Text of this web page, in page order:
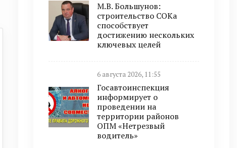
М.В. Большунов:
строительство СОКа
способствует
достижению нескольких
ключевых целей
6 августа 2026, 11:55
Госавтоинспекция
информирует о
проведении на
территории районов
ОПМ «Нетрезвый
водитель»